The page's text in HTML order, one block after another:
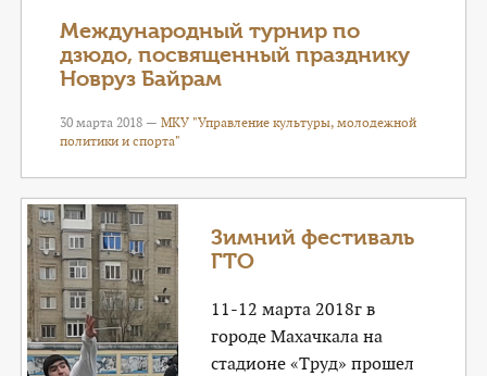
Международный турнир по
дзюдо, посвященный празднику
Новруз Байрам
30 марта 2018 — МКУ "Управление культуры, молодежной
политики и спорта"
Зимний фестиваль
ГТО
11-12 марта 2018г в
городе Махачкала на
стадионе «Труд» прошел